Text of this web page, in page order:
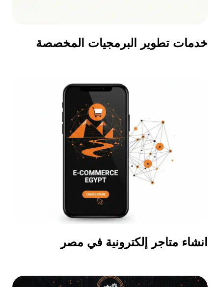
خدمات تطوير البرمجيات المخصصة
انشاء متاجر إلكترونية في مصر